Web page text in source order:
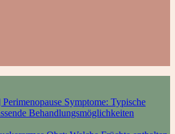
Perimenopause Symptome: Typische
Behandlungsmöglichkeiten